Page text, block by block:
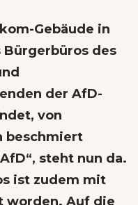
Gebäude in
des
der AfD-
von
beschmiert
steht nun da.
ist zudem mit
worden. Auf die